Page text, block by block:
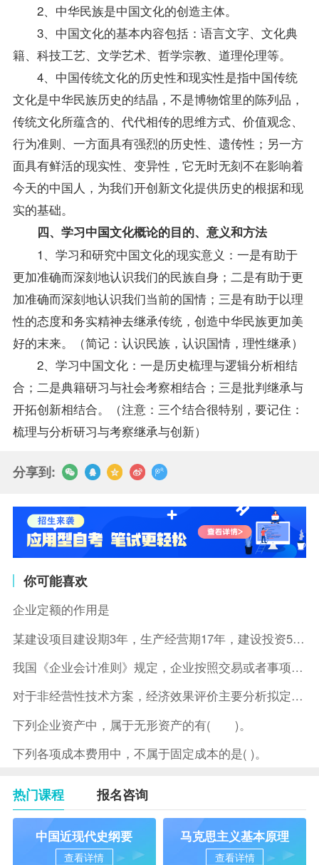
2、中华民族是中国文化的创造主体。
3、中国文化的基本内容包括：语言文字、文化典
籍、科技工艺、文学艺术、哲学宗教、道理伦理等。
4、中国传统文化的历史性和现实性是指中国传统
文化是中华民族历史的结晶，不是博物馆里的陈列品，
传统文化所蕴含的、代代相传的思维方式、价值观念、
行为准则、一方面具有强烈的历史性、遗传性；另一方
面具有鲜活的现实性、变异性，它无时无刻不在影响着
今天的中国人，为我们开创新文化提供历史的根据和现
实的基础。
四、学习中国文化概论的目的、意义和方法
1、学习和研究中国文化的现实意义：一是有助于
更加准确而深刻地认识我们的民族自身；二是有助于更
加准确而深刻地认识我们当前的国情；三是有助于以理
性的态度和务实精神去继承传统，创造中华民族更加美
好的末来。（简记：认识民族，认识国情，理性继承）
2、学习中国文化：一是历史梳理与逻辑分析相结
合；二是典籍研习与社会考察相结合；三是批判继承与
开拓创新相结合。（注意：三个结合很特别，要记住：
梳理与分析研习与考察继承与创新）
分享到:
你可能喜欢
企业定额的作用是
某建设项目建设期3年，生产经营期17年，建设投资5500万元
我国《企业会计准则》规定，企业按照交易或者事项的经济特征确定
对于非经营性技术方案，经济效果评价主要分析拟定方案的( )。
下列企业资产中，属于无形资产的有( )。
下列各项成本费用中，不属于固定成本的是( )。
热门课程 报名咨询
中国近现代史纲要
查看详情
马克思主义基本原理
查看详情